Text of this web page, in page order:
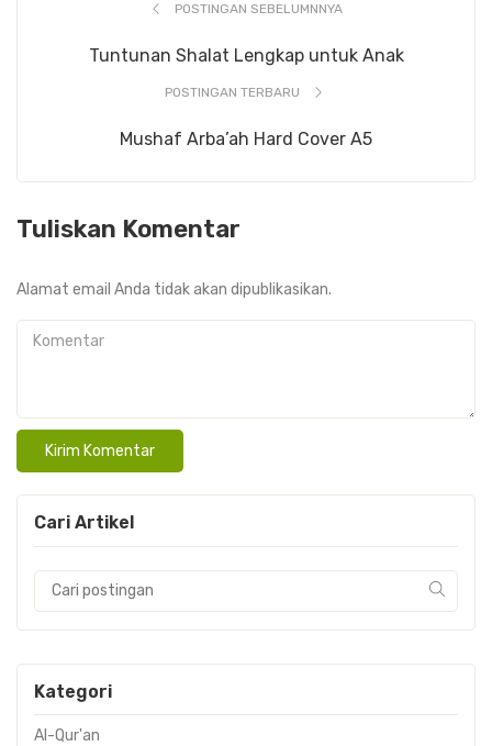
POSTINGAN SEBELUMNNYA
Tuntunan Shalat Lengkap untuk Anak
POSTINGAN TERBARU
Mushaf Arba’ah Hard Cover A5
Tuliskan Komentar
Alamat email Anda tidak akan dipublikasikan.
Komentar
Cari Artikel
Kategori
Al-Qur'an